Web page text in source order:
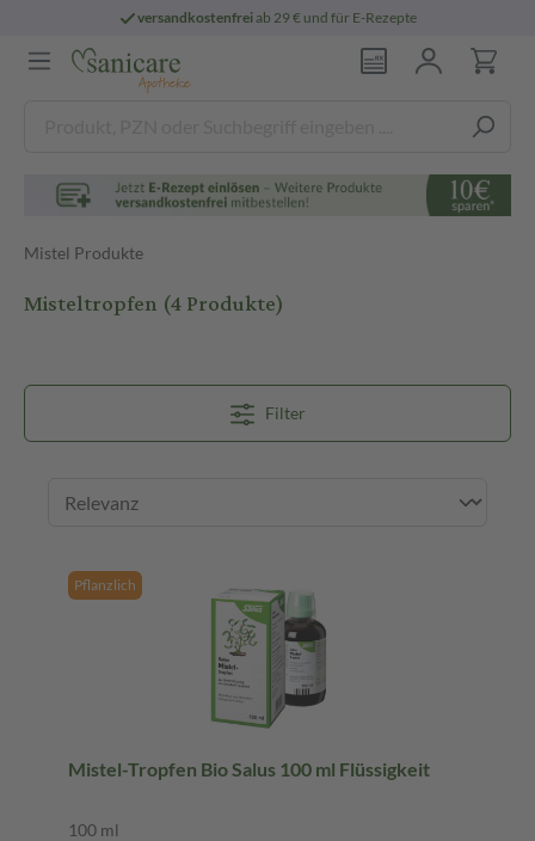
versandkostenfreiab 29 € und für E-Rezepte
Mistel Produkte
Misteltropfen (4 Produkte)
Filter
Pflanzlich
Mistel-Tropfen Bio Salus 100 ml Flüssigkeit
100 ml